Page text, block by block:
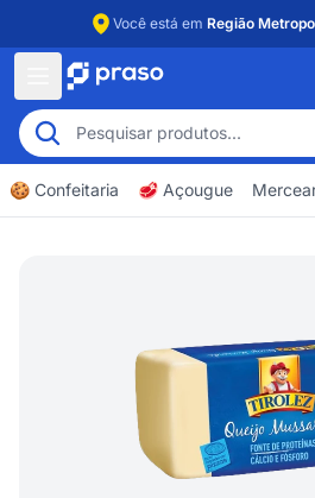
Você está em Região
🍪 Confeitaria 🥩 Açougue